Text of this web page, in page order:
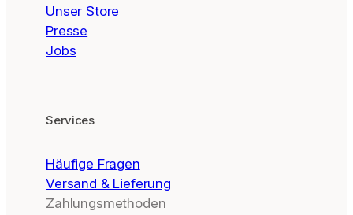
Unser Store
Presse
Jobs
Services
Häufige Fragen
Versand & Lieferung
Zahlungsmethoden